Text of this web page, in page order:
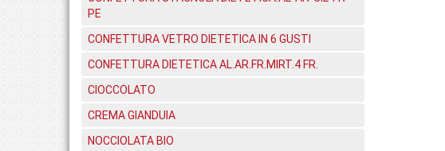
PE
CONFETTURA VETRO DIETETICA IN 6 GUSTI
CONFETTURA DIETETICA AL.AR.FR.MIRT.4 FR.
CIOCCOLATO
CREMA GIANDUIA
NOCCIOLATA BIO